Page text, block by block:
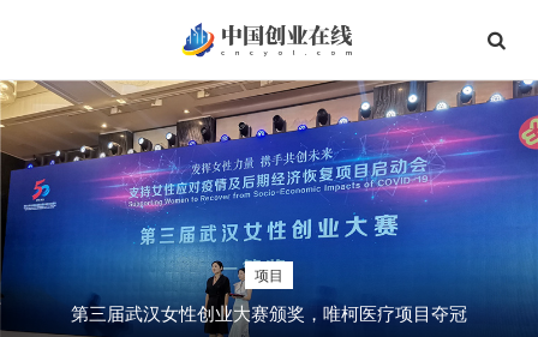
项目
第三届武汉女性创业大赛颁奖，唯柯医疗项目夺冠